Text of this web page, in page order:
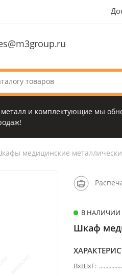
и комплектующие мы
медицинские
В НАЛИЧИИ
Шкаф
ВхШхГ: